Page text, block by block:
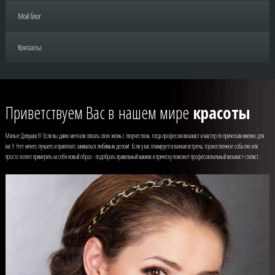
Повышение квалификации по макияжу
Курс макияжа для себя
Мой блог
Контакты
Приветствуем Вас в нашем мире красоты
Милые Девушки !!! Если вы давно мечтали связать свою жизнь с творчеством, тогда профессия визажист и мастер по прическам именно для
вас !! Нет ничего лучшего и приятного заниматься любимым делом! Если у вас планируется важная встреча, торжественное событие или
просто хотите примерить на себя новый образ - подобрать правильный макияж и прическу поможет профессиональный визажист-стилист.